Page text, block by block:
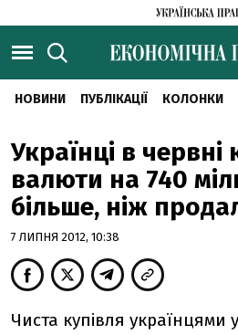
НОВИНИ ПУБЛІКАЦІЇ КОЛОНКИ
Українці в червні
валюти на 740
більше, ніж
7 ЛИПНЯ 2012, 10:38
Чиста купівля українцями